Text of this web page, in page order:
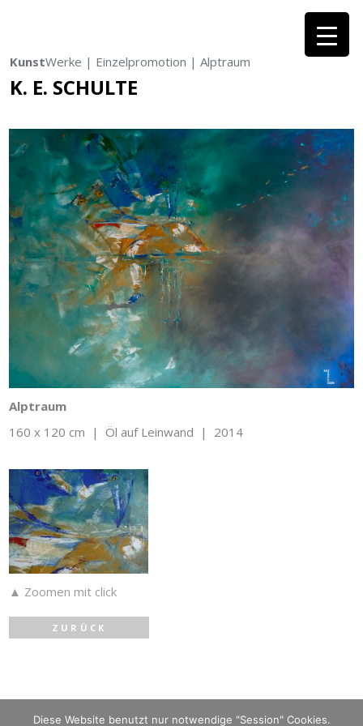
KunstWerke | Einzelpromotion | Alptraum
K. E. SCHULTE
Alptraum
160 x 120 cm | Öl auf Leinwand | 2014
▲ Zoomen mit click
ZURÜCK
Diese Website benutzt nur notwendige "Session" Cookies.